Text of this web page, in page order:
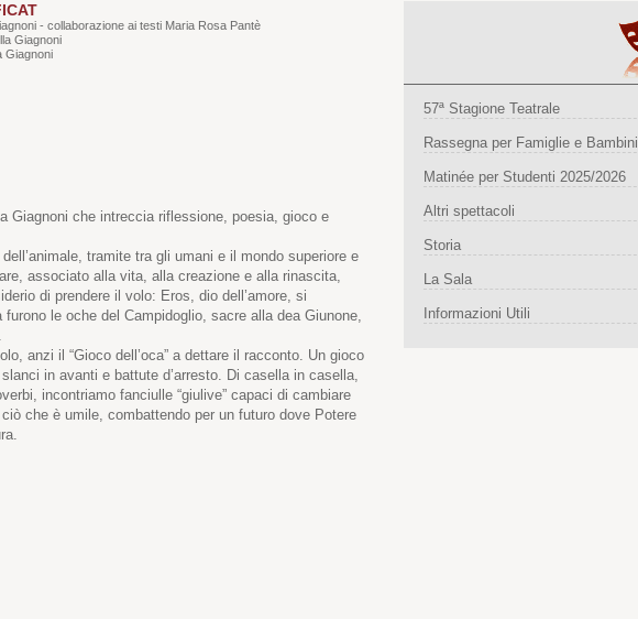
- collaborazione ai testi Maria Rosa Pantè
Giagnoni
Giagnoni
Giagnoni che intreccia riflessione, poesia, gioco e
tramite tra gli umani e il mondo superiore e
associato alla vita, alla creazione e alla rinascita,
di prendere il volo: Eros, dio dell’amore, si
le oche del Campidoglio, sacre alla dea Giunone,
anzi il “Gioco dell’oca” a dettare il racconto. Un gioco
in avanti e battute d’arresto. Di casella in casella,
incontriamo fanciulle “giulive” capaci di cambiare
che è umile, combattendo per un futuro dove Potere
57ª Stagione Teatrale
Rassegna per Famiglie e Bambini
Matinée per Studenti 2025/2026
Altri spettacoli
Storia
La Sala
Informazioni Utili